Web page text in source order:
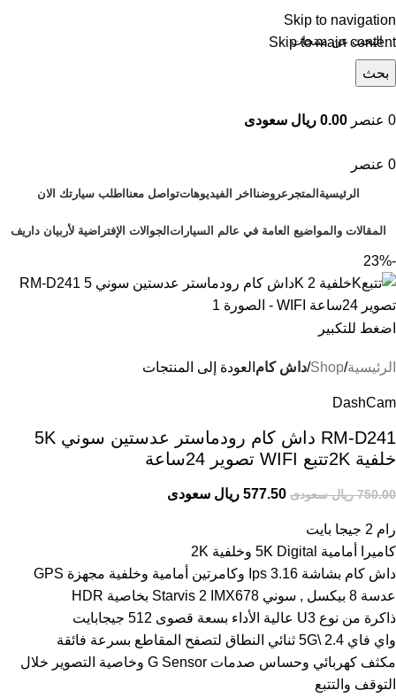
Skip to navigation
Skip to main content
بحث
0 عنصر 0.00 ريال سعودى
0 عنصر
الرئيسية المتجر عروضنا اخر الفيديوهاتتواصل معنا اطلب سيارتك الان
المقالات والمواضيع العامة في عالم السيارات الجوالات الإفتراضية لأربيان داريف
-23%
اضغط للتكبير
الرئيسية Shop داش كام العودة إلى المنتجات
DashCam
RM-D241 داش كام رودماستر عدستين سوني 5K
خلفية 2Kتتبع WIFI تصوير 24ساعة
750.00 ريال سعودى 577.50 ريال سعودى
رام 2 جيجا بايت
كاميرا أمامية 5K Digital وخلفية 2K
داش كام بشاشة 3.16 Ips وكامرتين أمامية وخلفية مجهزة GPS
عدسة 8 بيكسل , سوني Starvis 2 IMX678 بخاصية HDR
ذاكرة من نوع U3 عالية الأداء بسعة قصوى 512 جيجابايت
واي فاي 2.4 \5G ثنائي النطاق لتصفح المقاطع بسرعة فائقة
مكثف كهربائي وحساس صدمات G Sensor وخاصية التصوير خلال
التوقف والتتبع